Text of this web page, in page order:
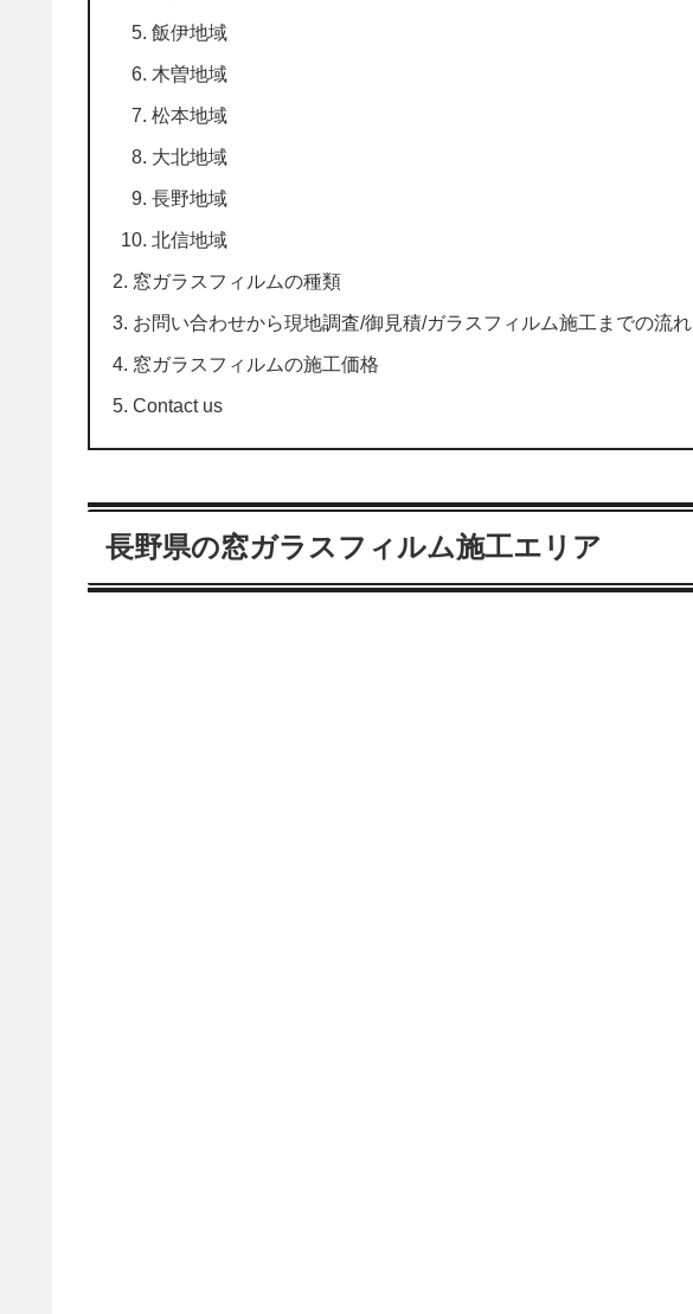
飯伊地域
木曽地域
松本地域
大北地域
長野地域
北信地域
窓ガラスフィルムの種類
お問い合わせから現地調査/御見積/ガラスフィルム施工までの流れ
窓ガラスフィルムの施工価格
Contact us
長野県の窓ガラスフィルム施工エリア